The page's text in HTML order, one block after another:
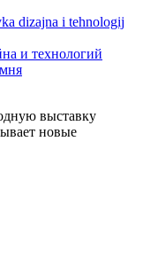
и технологий
выставку
новые